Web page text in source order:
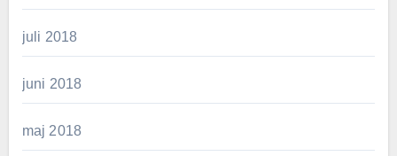
juli 2018
juni 2018
maj 2018